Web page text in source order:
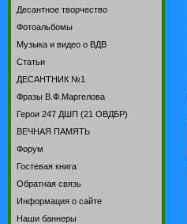
Десантное творчество
Фотоальбомы
Музыка и видео о ВДВ
Статьи
ДЕСАНТНИК №1
Фразы В.Ф.Маргелова
Герои 247 ДШП (21 ОВДБР)
ВЕЧНАЯ ПАМЯТЬ
Форум
Гостевая книга
Обратная связь
Информация о сайте
Наши баннеры